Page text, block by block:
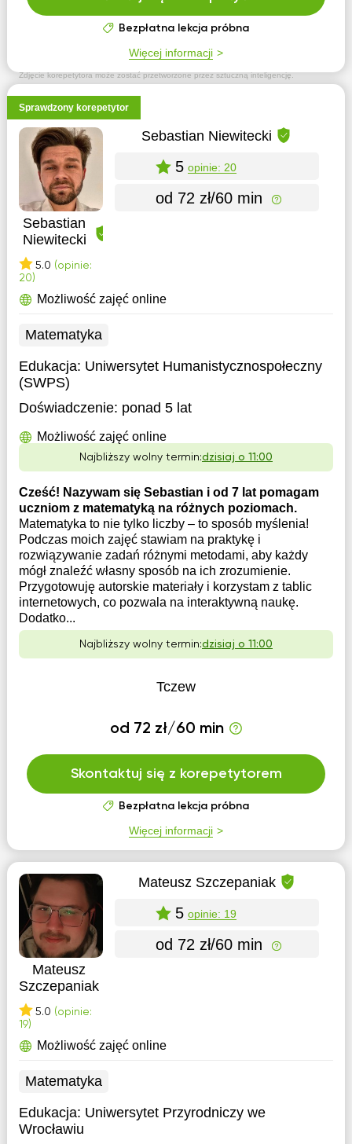
Zdjęcie korepetytora może zostać przetworzone przez sztuczną inteligencję.
Bezpłatna lekcja próbna
Więcej informacji
Sprawdzony korepetytor
Sebastian
Niewitecki
5.0 (opinie:
20)
Sebastian Niewitecki
5 opinie: 20
od 72 zł/60 min
Możliwość zajęć online
Matematyka
Edukacja: Uniwersytet Humanistycznospołeczny
(SWPS)
Doświadczenie: ponad 5 lat
Możliwość zajęć online
Najbliższy wolny termin:dzisiaj o 11:00
Cześć! Nazywam się Sebastian i od 7 lat pomagam
uczniom z matematyką na różnych poziomach.
Matematyka to nie tylko liczby – to sposób myślenia!
Podczas moich zajęć stawiam na praktykę i
rozwiązywanie zadań różnymi metodami, aby każdy
mógł znaleźć własny sposób na ich zrozumienie.
Przygotowuję autorskie materiały i korzystam z tablic
internetowych, co pozwala na interaktywną naukę.
Dodatko...
Najbliższy wolny termin:dzisiaj o 11:00
Tczew
od 72 zł/60 min
Skontaktuj się z korepetytorem
Bezpłatna lekcja próbna
Więcej informacji
Mateusz
Szczepaniak
5.0 (opinie:
19)
Mateusz Szczepaniak
5 opinie: 19
od 72 zł/60 min
Możliwość zajęć online
Matematyka
Edukacja: Uniwersytet Przyrodniczy we
Wrocławiu